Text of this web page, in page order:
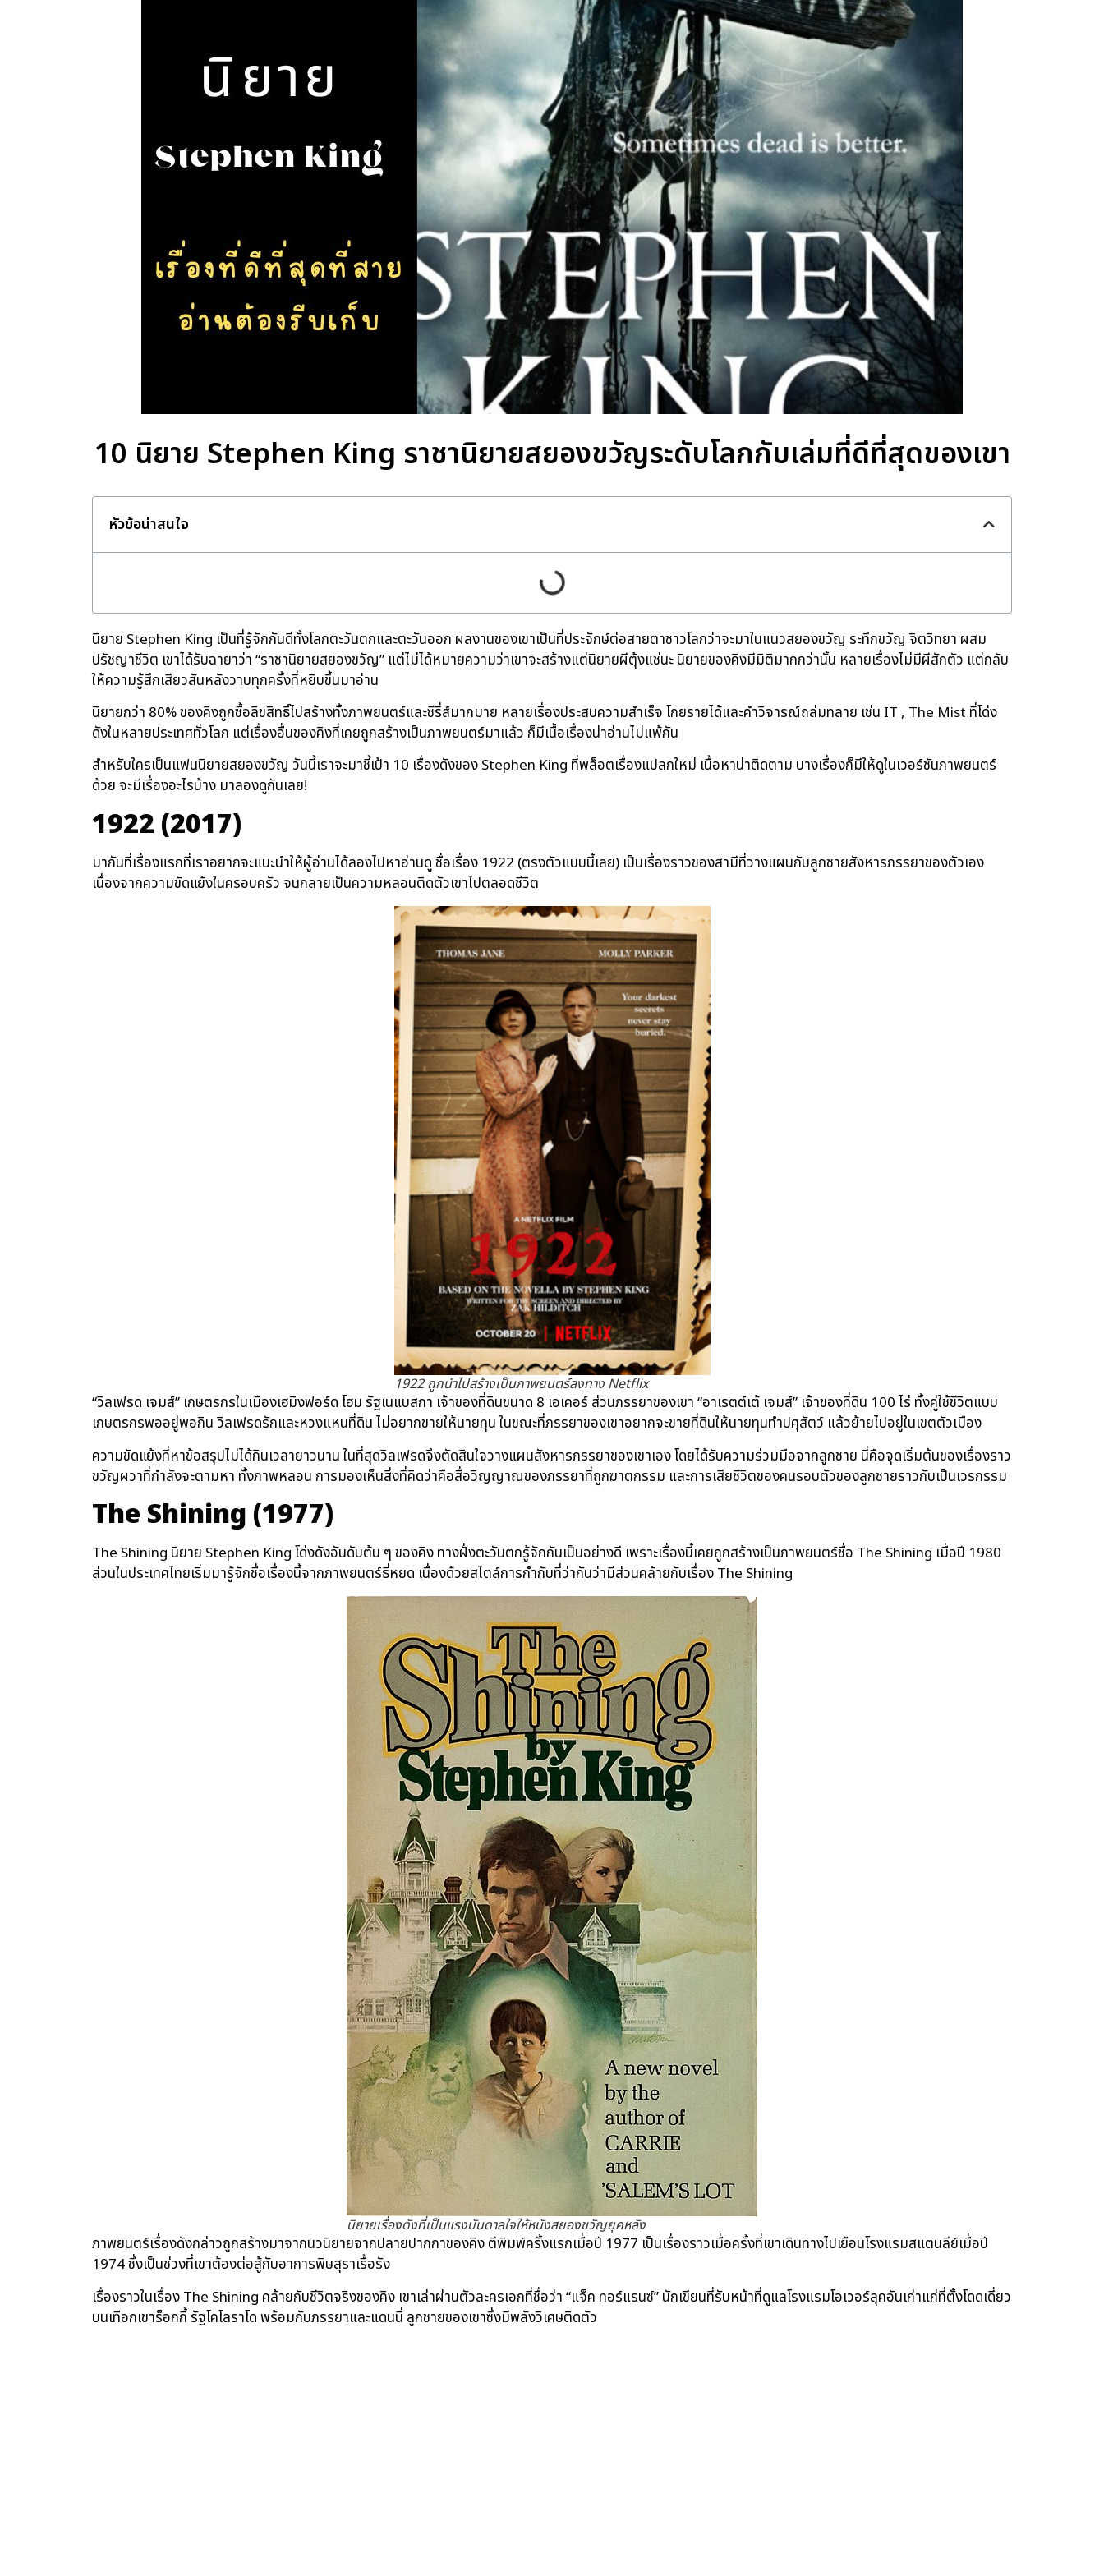
10 นิยาย Stephen King ราชานิยายสยองขวัญระดับโลกกับเล่มที่ดีที่สุดของเขา
หัวข้อน่าสนใจ
นิยาย Stephen King เป็นที่รู้จักกันดีทั้งโลกตะวันตกและตะวันออก ผลงานของเขาเป็นที่ประจักษ์ต่อสายตาชาวโลกว่าจะมาในแนวสยองขวัญ ระทึกขวัญ จิตวิทยา ผสม
ปรัชญาชีวิต เขาได้รับฉายาว่า “ราชานิยายสยองขวัญ” แต่ไม่ได้หมายความว่าเขาจะสร้างแต่นิยายผีตุ้งแช่นะ นิยายของคิงมีมิติมากกว่านั้น หลายเรื่องไม่มีผีสักตัว แต่กลับ
ให้ความรู้สึกเสียวสันหลังวาบทุกครั้งที่หยิบขึ้นมาอ่าน
นิยายกว่า 80% ของคิงถูกซื้อลิขสิทธิ์ไปสร้างทั้งภาพยนตร์และซีรี่ส์มากมาย หลายเรื่องประสบความสำเร็จ โกยรายได้และคำวิจารณ์ถล่มทลาย เช่น IT , The Mist ที่โด่ง
ดังในหลายประเทศทั่วโลก แต่เรื่องอื่นของคิงที่เคยถูกสร้างเป็นภาพยนตร์มาแล้ว ก็มีเนื้อเรื่องน่าอ่านไม่แพ้กัน
สำหรับใครเป็นแฟนนิยายสยองขวัญ วันนี้เราจะมาชี้เป้า 10 เรื่องดังของ Stephen King ที่พล็อตเรื่องแปลกใหม่ เนื้อหาน่าติดตาม บางเรื่องก็มีให้ดูในเวอร์ชันภาพยนตร์
ด้วย จะมีเรื่องอะไรบ้าง มาลองดูกันเลย!
1922 (2017)
มากันที่เรื่องแรกที่เราอยากจะแนะนำให้ผู้อ่านได้ลองไปหาอ่านดู ชื่อเรื่อง 1922 (ตรงตัวแบบนี้เลย) เป็นเรื่องราวของสามีที่วางแผนกับลูกชายสังหารภรรยาของตัวเอง
เนื่องจากความขัดแย้งในครอบครัว จนกลายเป็นความหลอนติดตัวเขาไปตลอดชีวิต
1922 ถูกนำไปสร้างเป็นภาพยนตร์ลงทาง Netflix
“วิลเฟรด เจมส์” เกษตรกรในเมืองเฮมิงฟอร์ด โฮม รัฐเนแบสกา เจ้าของที่ดินขนาด 8 เอเคอร์ ส่วนภรรยาของเขา “อาเรตต์เต้ เจมส์” เจ้าของที่ดิน 100 ไร่ ทั้งคู่ใช้ชีวิตแบบ
เกษตรกรพออยู่พอกิน วิลเฟรดรักและหวงแหนที่ดิน ไม่อยากขายให้นายทุน ในขณะที่ภรรยาของเขาอยากจะขายที่ดินให้นายทุนทำปศุสัตว์ แล้วย้ายไปอยู่ในเขตตัวเมือง
ความขัดแย้งที่หาข้อสรุปไม่ได้กินเวลายาวนาน ในที่สุดวิลเฟรดจึงตัดสินใจวางแผนสังหารภรรยาของเขาเอง โดยได้รับความร่วมมือจากลูกชาย นี่คือจุดเริ่มต้นของเรื่องราว
ขวัญผวาที่กำลังจะตามหา ทั้งภาพหลอน การมองเห็นสิ่งที่คิดว่าคือสื่อวิญญาณของภรรยาที่ถูกฆาตกรรม และการเสียชีวิตของคนรอบตัวของลูกชายราวกับเป็นเวรกรรม
The Shining (1977)
The Shining นิยาย Stephen King โด่งดังอันดับต้น ๆ ของคิง ทางฝั่งตะวันตกรู้จักกันเป็นอย่างดี เพราะเรื่องนี้เคยถูกสร้างเป็นภาพยนตร์ชื่อ The Shining เมื่อปี 1980
ส่วนในประเทศไทยเริ่มมารู้จักชื่อเรื่องนี้จากภาพยนตร์ธี่หยด เนื่องด้วยสไตล์การกำกับที่ว่ากันว่ามีส่วนคล้ายกับเรื่อง The Shining
นิยายเรื่องดังที่เป็นแรงบันดาลใจให้หนังสยองขวัญยุคหลัง
ภาพยนตร์เรื่องดังกล่าวถูกสร้างมาจากนวนิยายจากปลายปากกาของคิง ตีพิมพ์ครั้งแรกเมื่อปี 1977 เป็นเรื่องราวเมื่อครั้งที่เขาเดินทางไปเยือนโรงแรมสแตนลีย์เมื่อปี
1974 ซึ่งเป็นช่วงที่เขาต้องต่อสู้กับอาการพิษสุราเรื้อรัง
เรื่องราวในเรื่อง The Shining คล้ายกับชีวิตจริงของคิง เขาเล่าผ่านตัวละครเอกที่ชื่อว่า “แจ็ค ทอร์แรนซ์” นักเขียนที่รับหน้าที่ดูแลโรงแรมโอเวอร์ลุคอันเก่าแก่ที่ตั้งโดดเดี่ยว
บนเทือกเขาร็อกกี้ รัฐโคโลราโด พร้อมกับภรรยาและแดนนี่ ลูกชายของเขาซึ่งมีพลังวิเศษติดตัว